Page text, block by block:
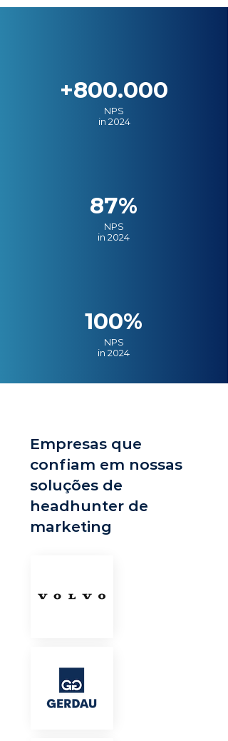
+800.000
NPS
in 2024
87%
NPS
in 2024
100%
NPS
in 2024
Empresas que
confiam em nossas
soluções de
headhunter de
marketing